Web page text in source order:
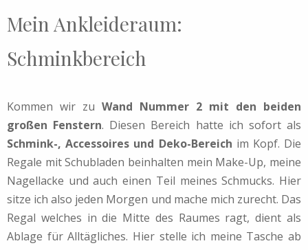
Mein Ankleideraum:
Schminkbereich
Kommen wir zu Wand Nummer 2 mit den beiden
großen Fenstern. Diesen Bereich hatte ich sofort als
Schmink-, Accessoires und Deko-Bereich im Kopf. Die
Regale mit Schubladen beinhalten mein Make-Up, meine
Nagellacke und auch einen Teil meines Schmucks. Hier
sitze ich also jeden Morgen und mache mich zurecht. Das
Regal welches in die Mitte des Raumes ragt, dient als
Ablage für Alltägliches. Hier stelle ich meine Tasche ab